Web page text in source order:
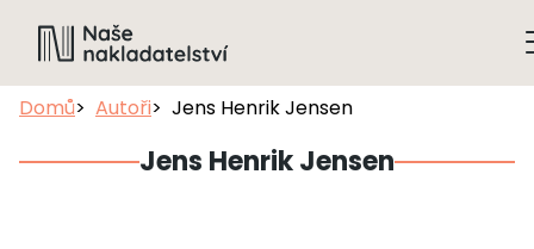
Domů Autoři Jens Henrik Jensen
Jens Henrik Jensen